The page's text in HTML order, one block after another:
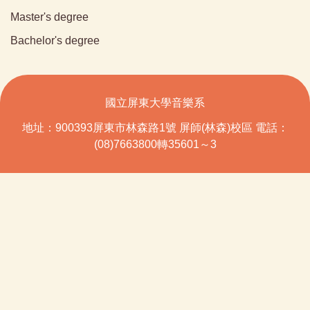
Master's degree
Bachelor's degree
國立屏東大學音樂系
地址：900393屏東市林森路1號 屏師(林森)校區 電話：
(08)7663800轉35601～3